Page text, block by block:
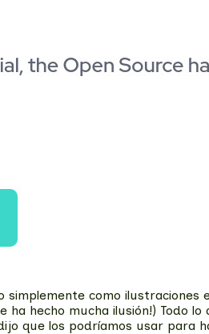
como
ha hecho mucha ilusión!)
que los podríamos usar para